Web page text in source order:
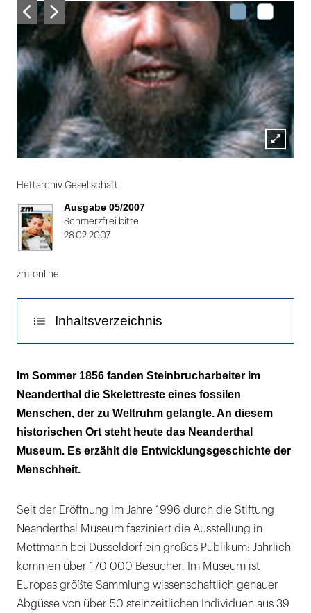
Lightbox
1
von
2
Heftarchiv Gesellschaft
Ausgabe 05/2007
Schmerzfrei bitte
28.02.2007
zm-online
Inhaltsverzeichnis
Rückschlüsse auf die Ernährung
Im Sommer 1856 fanden Steinbrucharbeiter im
Neanderthal die Skelettreste eines fossilen
Menschen, der zu Weltruhm gelangte. An diesem
historischen Ort steht heute das Neanderthal
Museum. Es erzählt die Entwicklungsgeschichte der
Menschheit.
Seit der Eröffnung im Jahre 1996 durch die Stiftung
Neanderthal Museum fasziniert die Ausstellung in
Mettmann bei Düsseldorf ein großes Publikum: Jährlich
kommen über 170 000 Besucher. Im Museum ist
Europas größte Sammlung wissenschaftlich genauer
Abgüsse von über 50 steinzeitlichen Individuen aus 39